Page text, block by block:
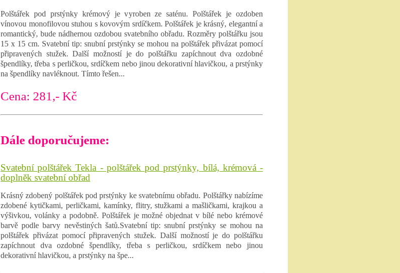
Polštářek pod prstýnky krémový je vyroben ze saténu. Polštářek je ozdoben
vínovou monofilovou stuhou s kovovým srdíčkem. Polštářek je krásný, elegantní a
romantický, bude nádhernou ozdobou svatebního obřadu. Rozměry polštářku jsou
15 x 15 cm. Svatební tip: snubní prstýnky se mohou na polštářek přivázat pomocí
připravených stužek. Další možností je do polštářku zapíchnout dva ozdobné
špendlíky, třeba s perličkou, srdíčkem nebo jinou dekorativní hlavičkou, a prstýnky
na špendlíky navléknout. Tímto řešen...
Cena: 281,- Kč
Dále doporučujeme:
Svatební polštářek Tekla - polštářek pod prstýnky, bílá, krémová -
doplněk svatební obřad
Krásný zdobený polštářek pod prstýnky ke svatebnímu obřadu. Polštářky nabízíme
zdobené kytičkami, perličkami, kamínky, flitry, stužkami a mašličkami, krajkou a
výšivkou, volánky a podobně. Polštářek je možné objednat v bílé nebo krémové
barvě podle barvy nevěstiných šatů.Svatební tip: snubní prstýnky se mohou na
polštářek přivázat pomocí připravených stužek. Další možností je do polštářku
zapíchnout dva ozdobné špendlíky, třeba s perličkou, srdíčkem nebo jinou
dekorativní hlavičkou, a prstýnky na špe...